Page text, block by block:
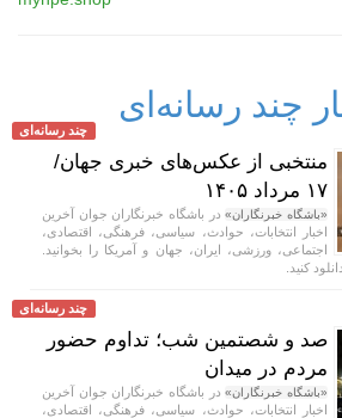
چند رسانه‌ای
چند رسانه‌ای
منتخبی از عکس‌های خبری جهان/
۱۷ مرداد ۱۴۰۵
«باشگاه خبرنگاران»در باشگاه خبرنگاران جوان آخرین
اخبار انتخابات، حوادث، سیاسی، فرهنگی، اقتصادی،
اجتماعی، ورزشی، ایران، جهان و آمریکا را بخوانید.
کنید.
چند رسانه‌ای
صد و شصتمین شب؛ تداوم حضور
مردم در میدان
«باشگاه خبرنگاران»در باشگاه خبرنگاران جوان آخرین
اخبار انتخابات، حوادث، سیاسی، فرهنگی، اقتصادی،